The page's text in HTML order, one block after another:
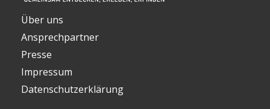
Über uns
Ansprechpartner
Presse
Impressum
Datenschutzerklärung